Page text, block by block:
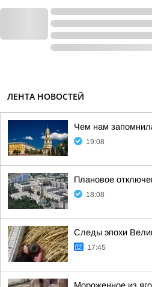
ЛЕНТА НОВОСТЕЙ
Чем нам
19:08
Плановое
18:08
Следы эпохи
17:45